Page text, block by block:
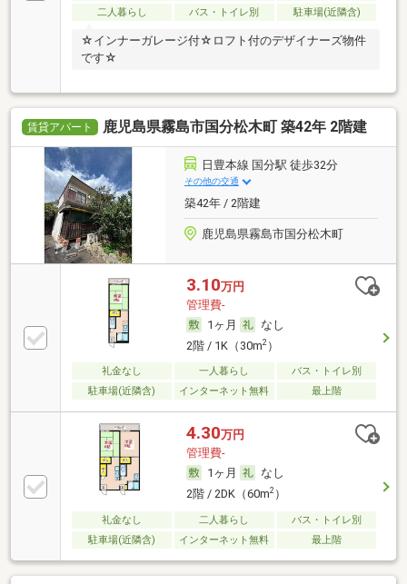
二人暮らし
バス・トイレ別 駐車場(近隣含)
☆インナーガレージ付☆ロフト付のデザイナーズ物件
です☆
賃貸アパート 鹿児島県霧島市国分松木町 築42年 2階建
日豊本線 国分駅 徒歩32分
その他の交通
築42年 / 2階建
鹿児島県霧島市国分松木町
3.10万円
管理費-
1ヶ月
なし
2階 / 1K（30m2）
礼金なし 一人暮らし
バス・トイレ別
駐車場(近隣含)
インターネット無料 最上階
4.30万円
管理費-
1ヶ月
なし
2階 / 2DK（60m2）
礼金なし 二人暮らし
バス・トイレ別
駐車場(近隣含)
インターネット無料 最上階